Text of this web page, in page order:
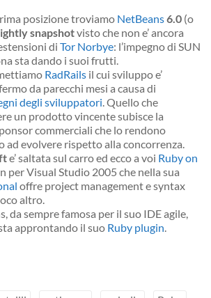
posizione troviamo NetBeans6.0 (o
snapshotvisto che non e’ ancora
diTor Norbye: l’impegno di SUN
sta dando i suoi frutti.
RadRails il cui sviluppo e’
da parecchi mesi a causa di
degli sviluppatori. Quello che
un prodotto vincente subisce la
commerciali che lo rendono
ad evolvere rispetto alla concorrenza.
e’ saltata sul carro ed ecco a voi Ruby on
per Visual Studio 2005 che nella sua
offre project management e syntax
altro.
da sempre famosa per il suo IDE agile,
approntando il suo Ruby plugin.